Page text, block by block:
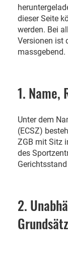
dieser Seite
werden. Bei
Versionen ist
massgebend.
1. Name,
Unter dem
(ECSZ)
ZGB mit Sitz
des
2.